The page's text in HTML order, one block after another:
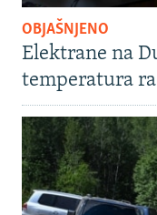
OBJAŠNJENO
Elektrane na
temperatura